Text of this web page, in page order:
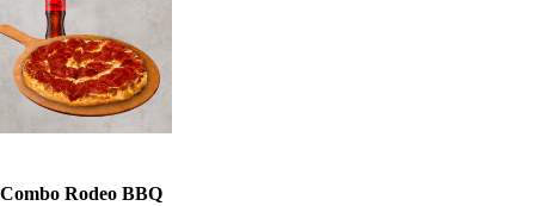
Combo Rodeo BBQ